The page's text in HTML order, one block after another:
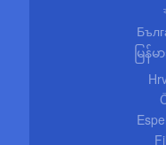
မြန်